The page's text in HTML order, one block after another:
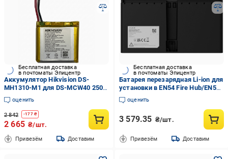
Бесплатная доставка
в почтоматы Эпицентр
Аккумулятор Hikvision DS-
MH1310-M1 для DS-MCW40 2500
mAh (30835811)
оценить
2 842 -177₴
2 665 ₴/шт.
Привезём Доставим
Бесплатная доставка
в почтоматы Эпицентр
Батарея перезарядная Li-ion для
установки в EN54 Fire Hub/EN54
Fire ReX Ajax EN54 Internal
Battery 24h Black (17379)
оценить
3 579.35 ₴/шт.
Привезём Доставим